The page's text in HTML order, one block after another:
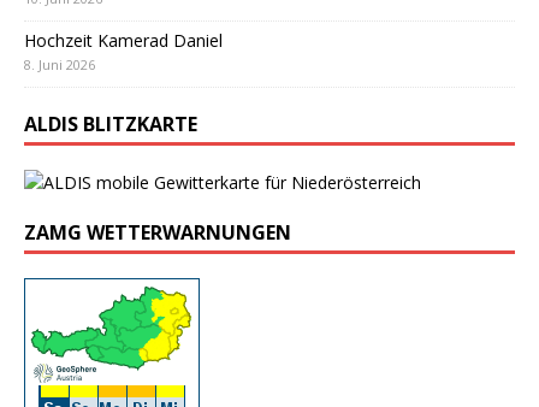
Hochzeit Kamerad Daniel
8. Juni 2026
ALDIS BLITZKARTE
ZAMG WETTERWARNUNGEN